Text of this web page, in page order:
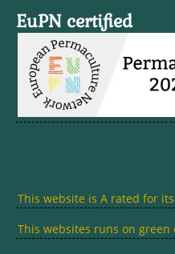
EuPN certified
This website is A rated for
This websites runs on green